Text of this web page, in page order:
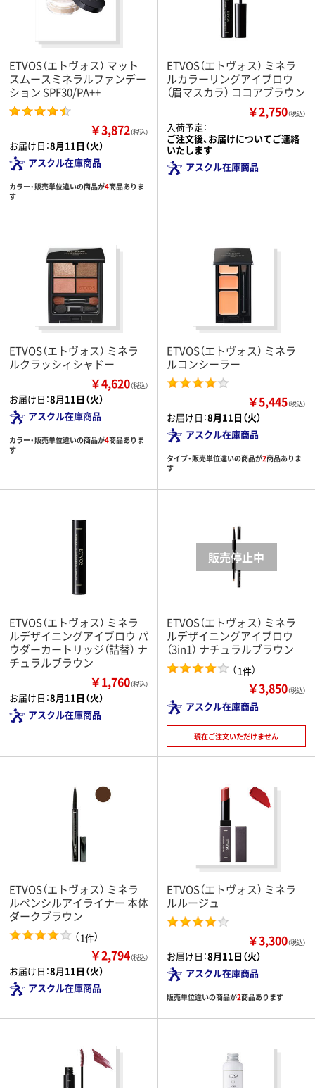
ETVOS（エトヴォス） マット
スムースミネラルファンデー
ション SPF30/PA++
￥3,872（税込）
お届け日：8月11日（火）
アスクル在庫商品
カラー・販売単位違いの商品が4商品ありま
す
ETVOS（エトヴォス） ミネラ
ルカラーリングアイブロウ
（眉マスカラ） ココアブラウン
￥2,750（税込）
入荷予定：
ご注文後、お届けについてご連絡
いたします
アスクル在庫商品
ETVOS（エトヴォス） ミネラ
ルクラッシィシャドー
￥4,620（税込）
お届け日：8月11日（火）
アスクル在庫商品
カラー・販売単位違いの商品が4商品ありま
す
ETVOS（エトヴォス） ミネラ
ルコンシーラー
￥5,445（税込）
お届け日：8月11日（火）
アスクル在庫商品
タイプ・販売単位違いの商品が2商品ありま
す
ETVOS（エトヴォス） ミネラ
ルデザイニングアイブロウ パ
ウダーカートリッジ（詰替） ナ
チュラルブラウン
￥1,760（税込）
お届け日：8月11日（火）
アスクル在庫商品
ETVOS（エトヴォス） ミネラ
ルデザイニングアイブロウ
（3in1） ナチュラルブラウン
（1件）
￥3,850（税込）
アスクル在庫商品
現在ご注文いただけません
ETVOS（エトヴォス） ミネラ
ルペンシルアイライナー 本体
ダークブラウン
（1件）
￥2,794（税込）
お届け日：8月11日（火）
アスクル在庫商品
ETVOS（エトヴォス） ミネラ
ルルージュ
￥3,300（税込）
お届け日：8月11日（火）
アスクル在庫商品
販売単位違いの商品が2商品あります